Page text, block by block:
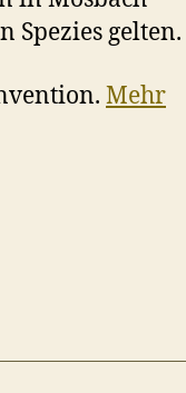
Spezies gelten.
Mehr